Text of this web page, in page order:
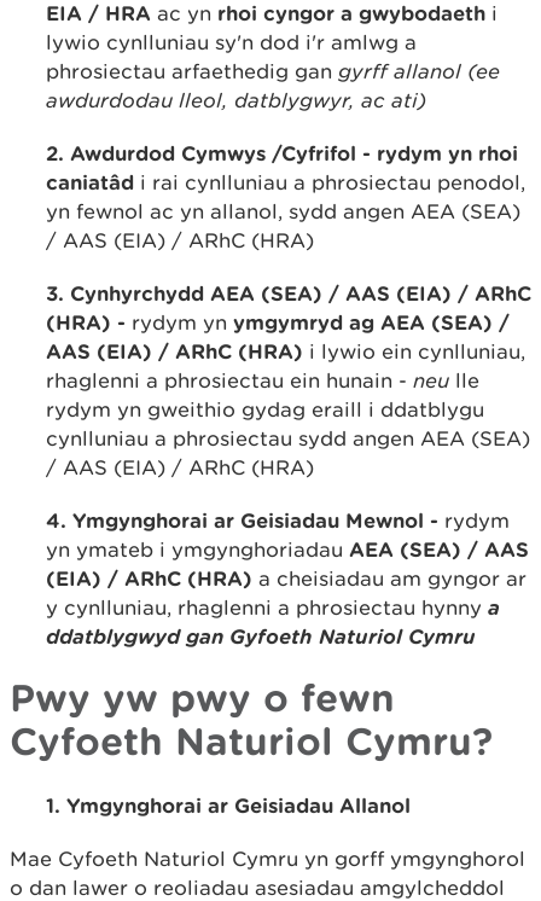
EIA / HRA ac yn rhoi cyngor a gwybodaeth i
lywio cynlluniau sy'n dod i'r amlwg a
phrosiectau arfaethedig gan gyrff allanol (ee
awdurdodau lleol, datblygwyr, ac ati)
2. Awdurdod Cymwys /Cyfrifol - rydym yn rhoi
caniatâd i rai cynlluniau a phrosiectau penodol,
yn fewnol ac yn allanol, sydd angen AEA (SEA)
/ AAS (EIA) / ARhC (HRA)
3. Cynhyrchydd AEA (SEA) / AAS (EIA) / ARhC
(HRA) - rydym yn ymgymryd ag AEA (SEA) /
AAS (EIA) / ARhC (HRA) i lywio ein cynlluniau,
rhaglenni a phrosiectau ein hunain - neu lle
rydym yn gweithio gydag eraill i ddatblygu
cynlluniau a phrosiectau sydd angen AEA (SEA)
/ AAS (EIA) / ARhC (HRA)
4. Ymgynghorai ar Geisiadau Mewnol - rydym
yn ymateb i ymgynghoriadau AEA (SEA) / AAS
(EIA) / ARhC (HRA) a cheisiadau am gyngor ar
y cynlluniau, rhaglenni a phrosiectau hynny a
ddatblygwyd gan Gyfoeth Naturiol Cymru
Pwy yw pwy o fewn
Cyfoeth Naturiol Cymru?
1. Ymgynghorai ar Geisiadau Allanol
Mae Cyfoeth Naturiol Cymru yn gorff ymgynghorol
o dan lawer o reoliadau asesiadau amgylcheddol